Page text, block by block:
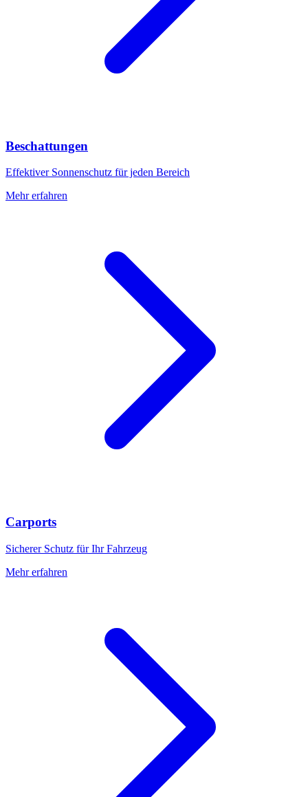
Beschattungen
Effektiver Sonnenschutz für jeden Bereich
Mehr erfahren
Carports
Sicherer Schutz für Ihr Fahrzeug
Mehr erfahren